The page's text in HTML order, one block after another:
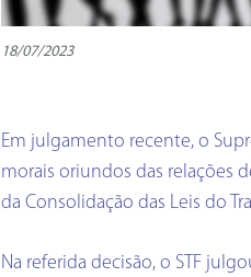
18/07/2023
Em julgamento recente, o
morais oriundos das relações
da Consolidação das Leis do
Na referida decisão, o STF